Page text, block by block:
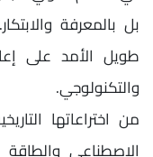
بل بالمعرفة
طويل الأمد على
والتكنولوجي.
من اختراعاتها
الاصطناعي